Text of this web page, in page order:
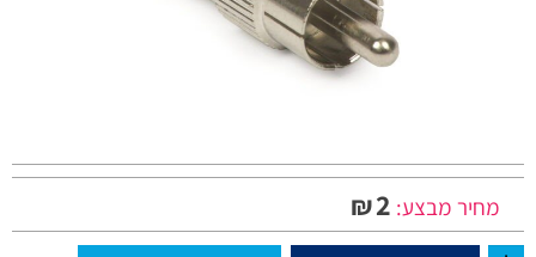
מחיר מבצע: ₪2